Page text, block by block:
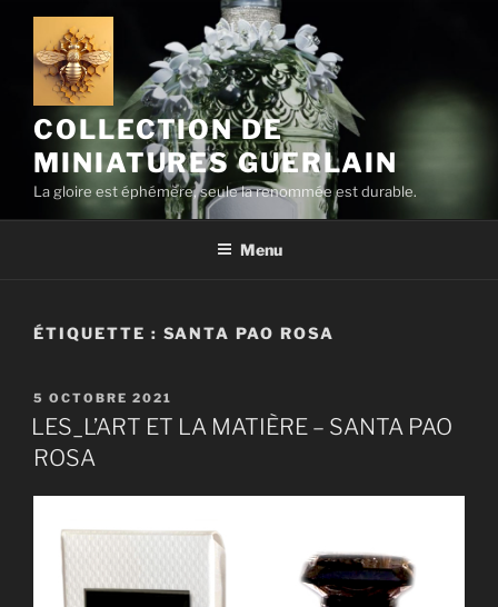
Aller
contenu
principal
COLLECTION DE
MINIATURES GUERLAIN
La gloire est éphémère, seule la renommée est durable.
Menu
ÉTIQUETTE : SANTA PAO ROSA
PUBLIÉ
LE
5 OCTOBRE 2021
LES_L’ART ET LA MATIÈRE – SANTA PAO
ROSA